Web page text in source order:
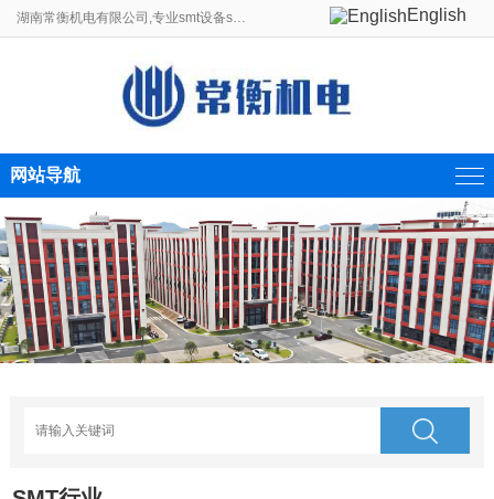
湖南常衡机电有限公司,专业smt设备smt贴片机生产线制造商。 English
网站导航